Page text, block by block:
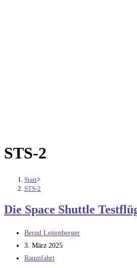
STS-2
Start>
STS-2
Die Space Shuttle
Beitrags-
Autor:
Bernd Leitenberger
Beitrag
veröffentlicht:
3. März 2025
Beitrags-
Raumfahrt